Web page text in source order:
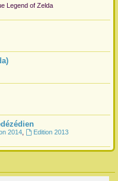
Legend of Zelda
2014,
Edition 2013